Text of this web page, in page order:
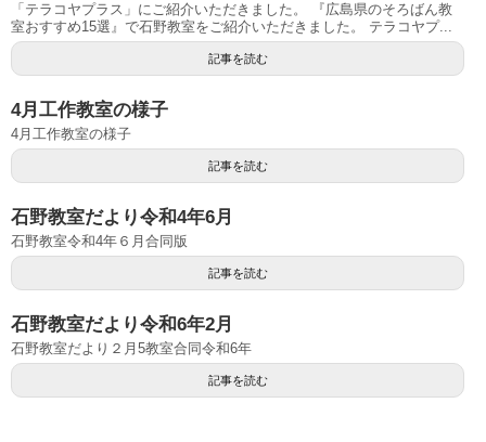
「テラコヤプラス」にご紹介いただきました。 『広島県のそろばん教
室おすすめ15選』で石野教室をご紹介いただきました。 テラコヤプ...
記事を読む
4月工作教室の様子
4月工作教室の様子
記事を読む
石野教室だより令和4年6月
石野教室令和4年６月合同版
記事を読む
石野教室だより令和6年2月
石野教室だより２月5教室合同令和6年
記事を読む